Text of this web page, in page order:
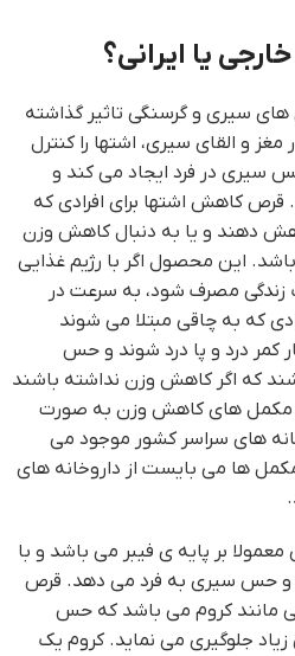
یا ایرانی؟
سیری و گرسنگی تاثیر گذاشته
و القای سیری، اشتها را کنترل
سیری در فرد ایجاد می کند و
کاهش اشتها برای افرادی که
دهند و یا به دنبال کاهش وزن
این محصول اگر با رژیم غذایی
مصرف شود، به سرعت در
که به چاقی مبتلا می شوند
درد و پا درد شوند و حس
که اگر کاهش وزن نداشته باشند
مکمل های کاهش وزن به صورت
های سراسر کشور موجود می
ها می بایست از داروخانه های
بر پایه ی فیبر می باشد و با
حس سیری به فرد می دهد. قرص
مانند کروم می باشد که حس
زیاد جلوگیری می نماید. کروم یک